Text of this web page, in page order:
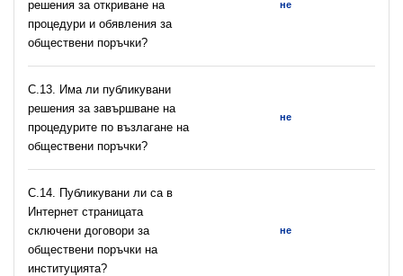
решения за откриване на
процедури и обявления за
обществени поръчки?
не
С.13. Има ли публикувани
решения за завършване на
процедурите по възлагане на
обществени поръчки?
не
С.14. Публикувани ли са в
Интернет страницата
сключени договори за
обществени поръчки на
институцията?
не